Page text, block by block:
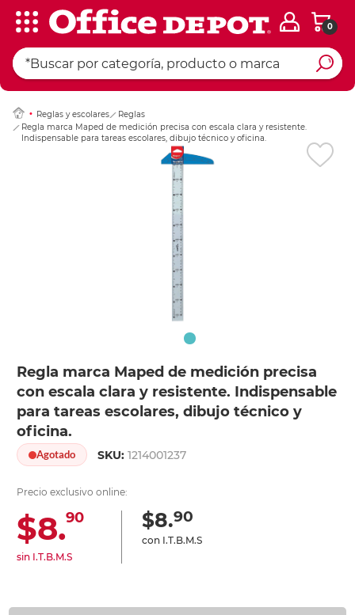
0
Reglas y escolares
Reglas
Regla marca Maped de medición precisa con escala clara y resistente.
Indispensable para tareas escolares, dibujo técnico y oficina.
Regla marca Maped de medición precisa
con escala clara y resistente. Indispensable
para tareas escolares, dibujo técnico y
oficina.
Agotado SKU:1214001237
Precio exclusivo online:
$8.90
sin I.T.B.M.S
$8.90
con I.T.B.M.S
Ingresar Codigo